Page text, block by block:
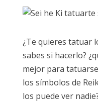
¿Te quieres tatuar
sabes si hacerlo?
mejor para
los símbolos de
los puede ver